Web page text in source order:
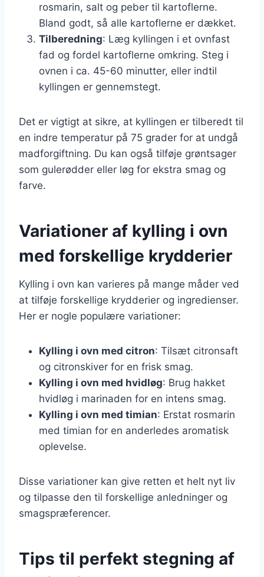
rosmarin, salt og peber til kartoflerne.
Bland godt, så alle kartoflerne er dækket.
Tilberedning: Læg kyllingen i et ovnfast
fad og fordel kartoflerne omkring. Steg i
ovnen i ca. 45-60 minutter, eller indtil
kyllingen er gennemstegt.
Det er vigtigt at sikre, at kyllingen er tilberedt til
en indre temperatur på 75 grader for at undgå
madforgiftning. Du kan også tilføje grøntsager
som gulerødder eller løg for ekstra smag og
farve.
Variationer af kylling i ovn
med forskellige krydderier
Kylling i ovn kan varieres på mange måder ved
at tilføje forskellige krydderier og ingredienser.
Her er nogle populære variationer:
Kylling i ovn med citron: Tilsæt citronsaft
og citronskiver for en frisk smag.
Kylling i ovn med hvidløg: Brug hakket
hvidløg i marinaden for en intens smag.
Kylling i ovn med timian: Erstat rosmarin
med timian for en anderledes aromatisk
oplevelse.
Disse variationer kan give retten et helt nyt liv
og tilpasse den til forskellige anledninger og
smagspræferencer.
Tips til perfekt stegning af